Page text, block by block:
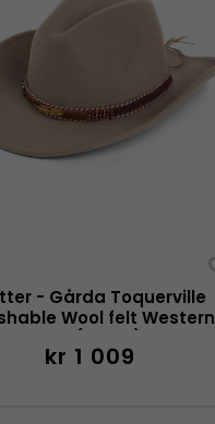
- Gårda Toquerville
Wool felt Western
kr 1 009